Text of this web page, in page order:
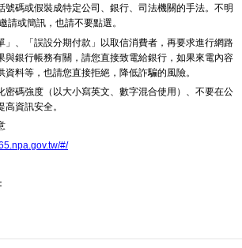
號碼或假裝成特定公司、銀行、司法機關的手法。不明
請或簡訊，也請不要點選。
」、「誤設分期付款」以取信消費者，再要求進行網路
與銀行帳務有關，請您直接致電給銀行，如果來電內容
料等，也請您直接拒絕，降低詐騙的風險。
密碼強度（以大小寫英文、數字混合使用）、不要在公
資訊安全。
#/